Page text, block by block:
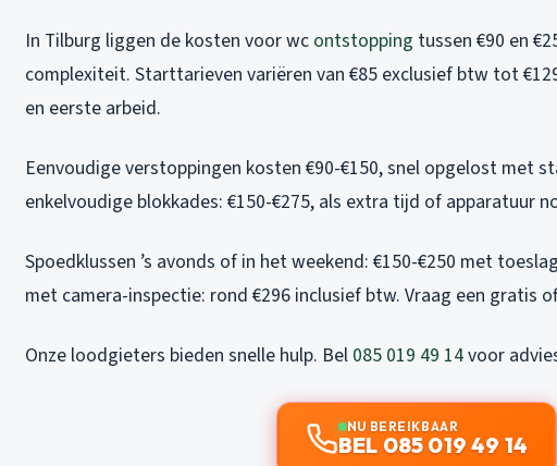
In Tilburg liggen de kosten voor wc ontstopping tussen €90 en
complexiteit. Starttarieven variëren van €85 exclusief btw tot
en eerste arbeid.
Eenvoudige verstoppingen kosten €90-€150, snel opgelost met
enkelvoudige blokkades: €150-€275, als extra tijd of apparatuur
Spoedklussen ’s avonds of in het weekend: €150-€250 met
met camera-inspectie: rond €296 inclusief btw. Vraag een gratis
Onze loodgieters bieden snelle hulp. Bel 085 019 49 14voor
NU BEREIKBAAR
BEL 085 019 49 14